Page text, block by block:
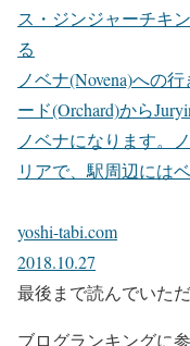
ス・ジンジャーチキ
る
ノベナ(Novena)への
ード(Orchard)から
ノベナになります。
リアで、駅周辺には
yoshi-tabi.com
2018.10.27
最後まで読んでいた
ブログランキングに